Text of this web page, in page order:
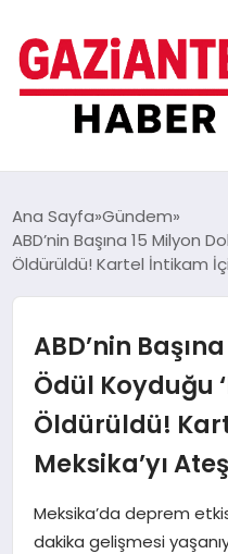
ASAYIŞ
EĞITIM
FINANS
KÜLTÜR VE SANAT
MAGAZIN
Ana Sayfa Gündem
ABD’nin Başına 15 Milyon
Öldürüldü! Kartel İntikam
ABD’nin
Ödül Koyduğu
Öldürüldü!
Meksika’yı
Meksika’da deprem
dakika gelişmesi